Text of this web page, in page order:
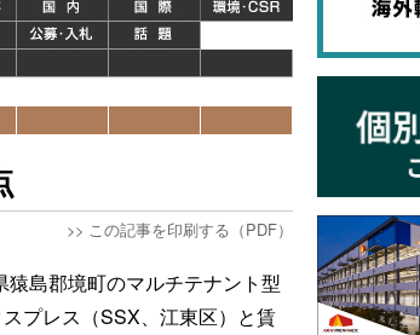
>> この記事を印刷する（PDF）
島郡境町のマルチテナント型
プレス（SSX、江東区）と賃